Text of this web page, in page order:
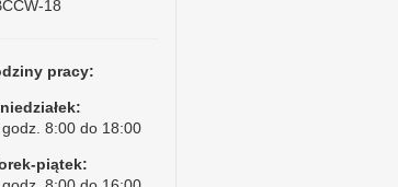
18
pracy:
8:00 do 18:00
piątek: